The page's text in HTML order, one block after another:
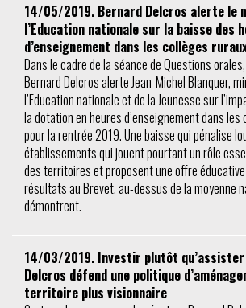
14/05/2019. Bernard Delcros alerte le
l’Education nationale sur la baisse des
d’enseignement dans les collèges
Dans le cadre de la séance de Questions
Bernard Delcros alerte Jean-Michel Blanquer,
l’Education nationale et de la Jeunesse sur
la dotation en heures d’enseignement dans
pour la rentrée 2019. Une baisse qui pénalise
établissements qui jouent pourtant un rôle
des territoires et proposent une offre
résultats au Brevet, au-dessus de la moyenne
démontrent.
14/03/2019. Investir plutôt
Delcros défend une politique
territoire plus visionnaire